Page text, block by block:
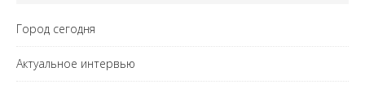
Город сегодня
Актуальное интервью